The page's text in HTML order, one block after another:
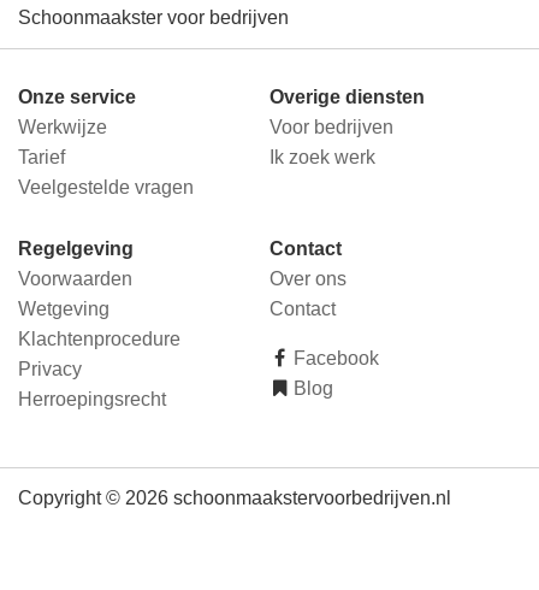
Schoonmaakster voor bedrijven
Onze service
Werkwijze
Tarief
Veelgestelde vragen
Overige diensten
Voor bedrijven
Ik zoek werk
Regelgeving
Voorwaarden
Wetgeving
Klachtenprocedure
Privacy
Herroepingsrecht
Contact
Over ons
Contact
Facebook
Blog
Copyright © 2026 schoonmaakstervoorbedrijven.nl